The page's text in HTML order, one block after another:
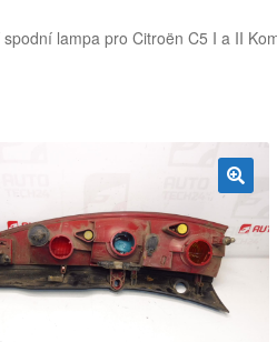
lampa pro Citroën C5 I a II